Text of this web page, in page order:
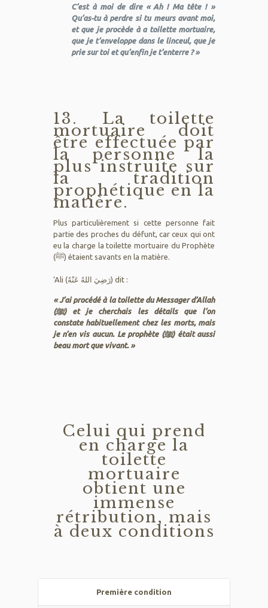
C’est à moi de dire « Ah ! Ma tête ! »
Qu’as-tu à perdre si tu meurs avant moi,
et que je procède à a toilette mortuaire,
que je t’enveloppe dans le linceul, que je
prie sur toi et qu’enfin je t’enterre ? »
13. La toilette
mortuaire doit
être effectuée par
la personne la
plus instruite sur
la tradition
prophétique en la
matière.
Plus particulièrement si cette personne fait
partie des proches du défunt, car ceux qui ont
eu la charge la toilette mortuaire du Prophète
(ﷺ) étaient savants en la matière.
‘Ali (رَضِيَ اللهُ عَنْهُ) dit :
« J’ai procédé à la toilette du Messager d’Allah
(ﷺ) et je cherchais les détails que l’on
constate habituellement chez les morts, mais
je n’en vis aucun. Le prophète (ﷺ) était aussi
beau mort que vivant. »
Celui qui prend
en charge la
toilette
mortuaire
obtient une
immense
rétribution, mais
à deux conditions
Première condition